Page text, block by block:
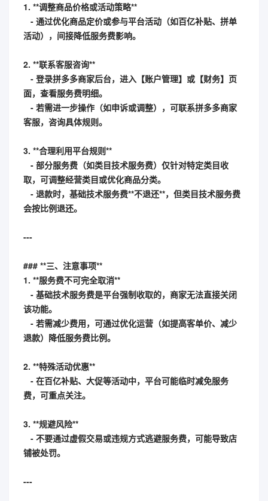
1. **调整商品价格或活动策略**
- 通过优化商品定价或参与平台活动（如百亿补贴、拼单
活动），间接降低服务费影响。
2. **联系客服咨询**
- 登录拼多多商家后台，进入【账户管理】或【财务】页
面，查看服务费明细。
- 若需进一步操作（如申诉或调整），可联系拼多多商家
客服，咨询具体规则。
3. **合理利用平台规则**
- 部分服务费（如类目技术服务费）仅针对特定类目收
取，可调整经营类目或优化商品分类。
- 退款时，基础技术服务费**不退还**，但类目技术服务费
会按比例退还。
---
### **三、注意事项**
1. **服务费不可完全取消**
- 基础技术服务费是平台强制收取的，商家无法直接关闭
该功能。
- 若需减少费用，可通过优化运营（如提高客单价、减少
退款）降低服务费比例。
2. **特殊活动优惠**
- 在百亿补贴、大促等活动中，平台可能临时减免服务
费，可重点关注。
3. **规避风险**
- 不要通过虚假交易或违规方式逃避服务费，可能导致店
铺被处罚。
---